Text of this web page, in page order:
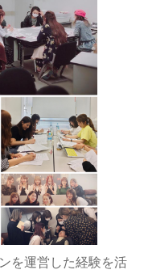
を運営した経験を活